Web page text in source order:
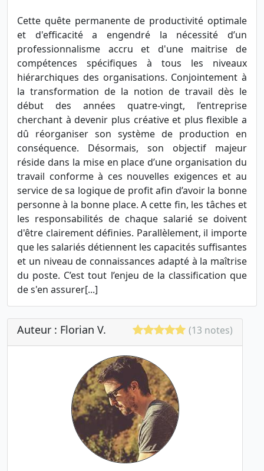
Cette quête permanente de productivité optimale
et d'efficacité a engendré la nécessité d’un
professionnalisme accru et d'une maitrise de
compétences spécifiques à tous les niveaux
hiérarchiques des organisations. Conjointement à
la transformation de la notion de travail dès le
début des années quatre-vingt, l’entreprise
cherchant à devenir plus créative et plus flexible a
dû réorganiser son système de production en
conséquence. Désormais, son objectif majeur
réside dans la mise en place d’une organisation du
travail conforme à ces nouvelles exigences et au
service de sa logique de profit afin d’avoir la bonne
personne à la bonne place. A cette fin, les tâches et
les responsabilités de chaque salarié se doivent
d'être clairement définies. Parallèlement, il importe
que les salariés détiennent les capacités suffisantes
et un niveau de connaissances adapté à la maîtrise
du poste. C’est tout l’enjeu de la classification que
de s'en assurer[...]
Auteur : Florian V. (13 notes)